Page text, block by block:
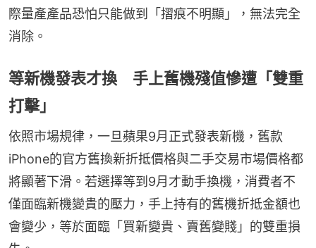
際量產產品恐怕只能做到「摺痕不明顯」，無法完全
消除。
等新機發表才換 手上舊機殘值慘遭「雙重
打擊」
依照市場規律，一旦蘋果9月正式發表新機，舊款
iPhone的官方舊換新折抵價格與二手交易市場價格都
將顯著下滑。若選擇等到9月才動手換機，消費者不
僅面臨新機變貴的壓力，手上持有的舊機折抵金額也
會變少，等於面臨「買新變貴、賣舊變賤」的雙重損